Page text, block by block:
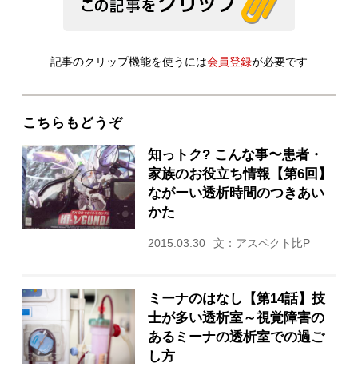
記事のクリップ機能を使うには会員登録が必要です
こちらもどうぞ
知っトク? こんな事〜患者・
家族のお役立ち情報【第6回】
ながーい透析時間のつきあい
かた
2015.03.30 文：アスペクト比P
ミーナのはなし【第14話】技
士が多い透析室～視覚障害の
あるミーナの透析室での過ご
し方